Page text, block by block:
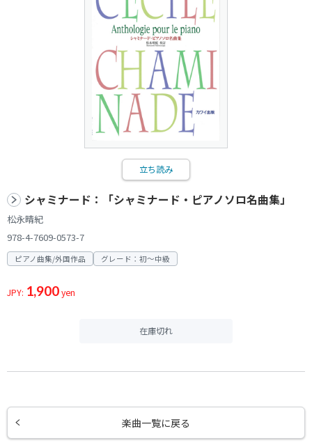
立ち読み
シャミナード：「シャミナード・ピアノソロ名曲集」
松永晴紀
978-4-7609-0573-7
ピアノ曲集/外国作品 グレード：初～中級
JPY: 1,900yen
在庫切れ
楽曲一覧に戻る